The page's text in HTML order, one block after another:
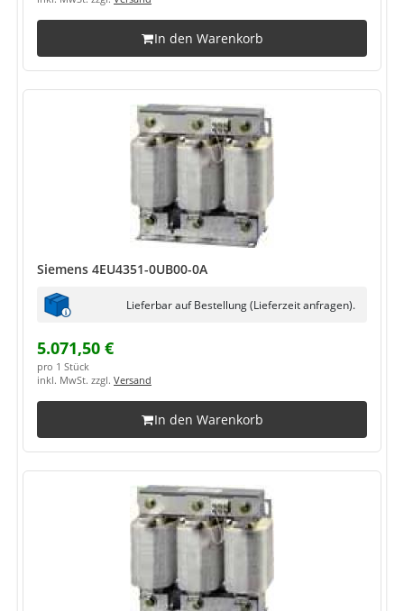
In den Warenkorb
Siemens 4EU4351-0UB00-0A
Lieferbar auf Bestellung (Lieferzeit anfragen).
5.071,50 €
pro 1 Stück
inkl. MwSt. zzgl. Versand
In den Warenkorb